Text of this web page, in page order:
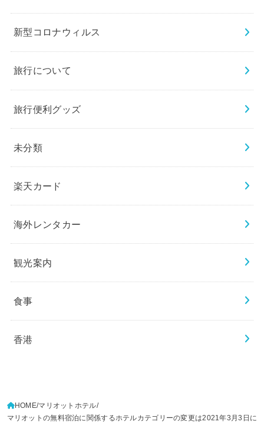
新型コロナウィルス
旅行について
旅行便利グッズ
未分類
楽天カード
海外レンタカー
観光案内
食事
香港
HOME マリオットホテル
マリオットの無料宿泊に関係するホテルカテゴリーの変更は2021年3月3日に